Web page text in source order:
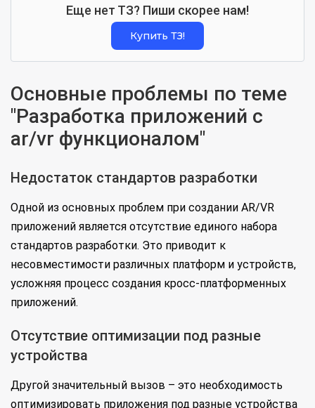
Еще нет ТЗ? Пиши скорее нам!
Купить ТЗ!
Основные проблемы по теме
"Разработка приложений с
ar/vr функционалом"
Недостаток стандартов разработки
Одной из основных проблем при создании AR/VR
приложений является отсутствие единого набора
стандартов разработки. Это приводит к
несовместимости различных платформ и устройств,
усложняя процесс создания кросс-платформенных
приложений.
Отсутствие оптимизации под разные
устройства
Другой значительный вызов – это необходимость
оптимизировать приложения под разные устройства